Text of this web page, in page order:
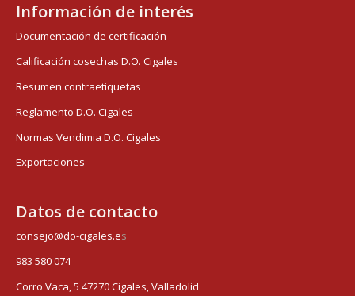
Información de interés
Documentación de certificación
Calificación cosechas D.O. Cigales
Resumen contraetiquetas
Reglamento D.O. Cigales
Normas Vendimia D.O. Cigales
Exportaciones
Datos de contacto
consejo@do-cigales.es
983 580 074
Corro Vaca, 5 47270 Cigales, Valladolid